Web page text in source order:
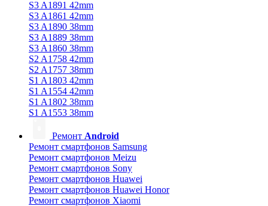
S3 A1891 42mm
S3 A1861 42mm
S3 A1890 38mm
S3 A1889 38mm
S3 A1860 38mm
S2 A1758 42mm
S2 A1757 38mm
S1 A1803 42mm
S1 A1554 42mm
S1 A1802 38mm
S1 A1553 38mm
Ремонт Android
Ремонт смартфонов Samsung
Ремонт смартфонов Meizu
Ремонт смартфонов Sony
Ремонт смартфонов Huawei
Ремонт смартфонов Huawei Honor
Ремонт смартфонов Xiaomi